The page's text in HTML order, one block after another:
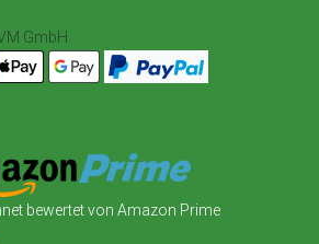
GmbH
bewertet von Amazon Prime